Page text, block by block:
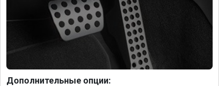
Дополнительные опции: